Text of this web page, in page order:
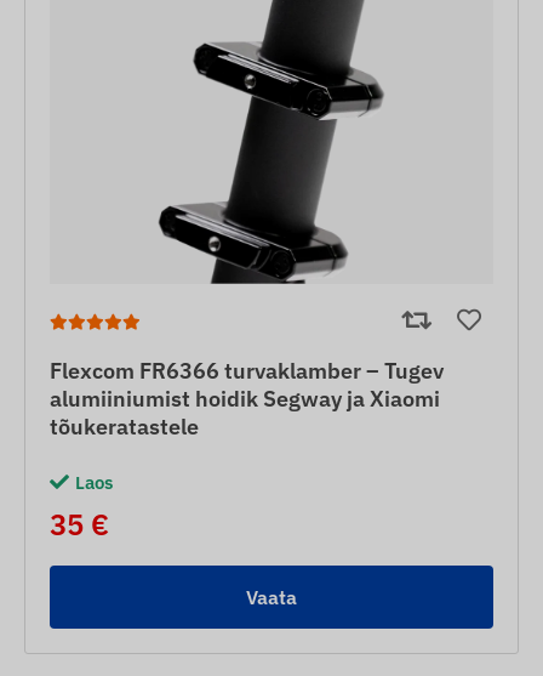
Flexcom FR6366 turvaklamber – Tugev
alumiiniumist hoidik Segway ja Xiaomi
tõukeratastele
Laos
35 €
Vaata